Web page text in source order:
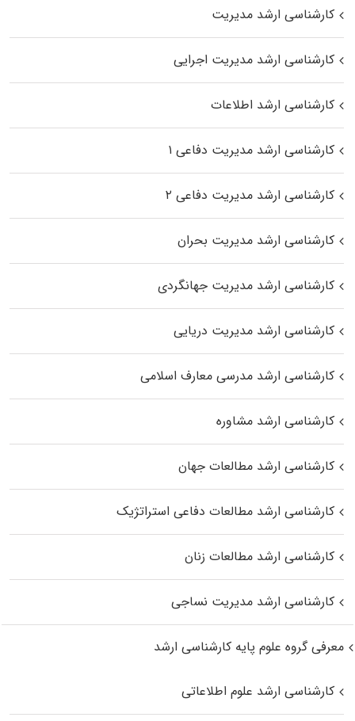
کارشناسی ارشد مدیریت
کارشناسی ارشد مدیریت اجرایی
کارشناسی ارشد اطلاعات
کارشناسی ارشد مدیریت دفاعی ۱
کارشناسی ارشد مدیریت دفاعی ۲
کارشناسی ارشد مدیریت بحران
کارشناسی ارشد مدیریت جهانگردی
کارشناسی ارشد مدیریت دریایی
کارشناسی ارشد مدرسی معارف اسلامی
کارشناسی ارشد مشاوره
کارشناسی ارشد مطالعات جهان
کارشناسی ارشد مطالعات دفاعی استراتژیک
کارشناسی ارشد مطالعات زنان
کارشناسی ارشد مدیریت نساجی
معرفی گروه علوم پایه کارشناسی ارشد
کارشناسی ارشد علوم اطلاعاتی